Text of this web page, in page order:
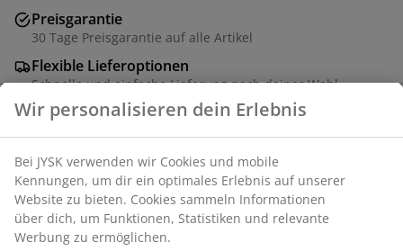
Preisgarantie
30 Tage Preisgarantie auf alle Artikel
Flexible Lieferoptionen
Schnelle und einfache Lieferung nach deiner Wahl
Artikelnummer: 4545929
Produkteigenschaften
Wir personalisieren dein Erlebnis
Bei JYSK verwenden wir Cookies und mobile
Kennungen, um dir ein optimales Erlebnis auf unserer
Website zu bieten. Cookies sammeln Informationen
über dich, um Funktionen, Statistiken und relevante
Werbung zu ermöglichen.